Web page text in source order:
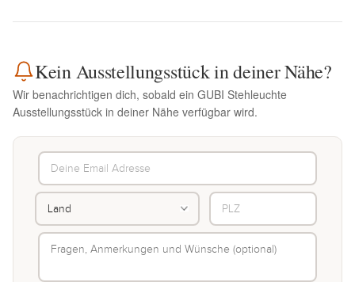
Kein Ausstellungsstück in deiner Nähe?
Wir benachrichtigen dich, sobald ein GUBI Stehleuchte
Ausstellungsstück in deiner Nähe verfügbar wird.